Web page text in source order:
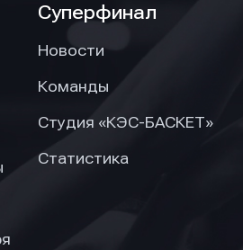
Суперфинал
Новости
Команды
Студия «КЭС-БАСКЕТ»
Статистика